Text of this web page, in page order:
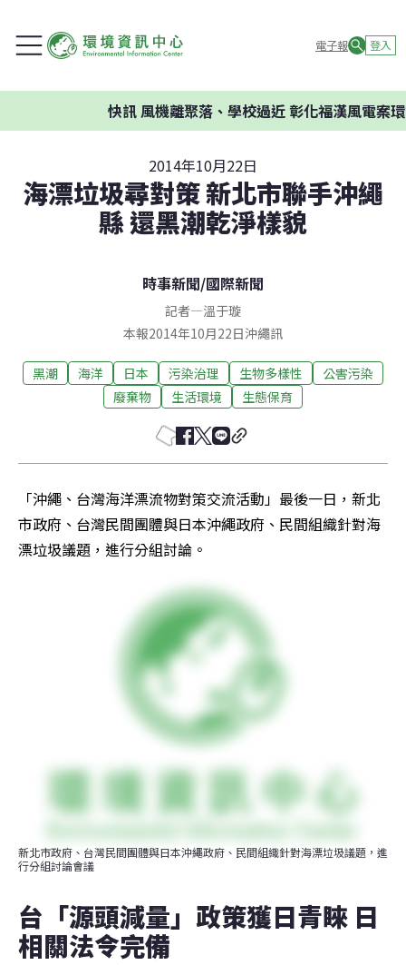
電子報 登入
快訊風機離聚落、學校過近 彰化福漢風電案環委
2014年10月22日
海漂垃圾尋對策 新北市聯手沖繩
縣 還黑潮乾淨樣貌
時事新聞/國際新聞
記者—溫于璇
本報2014年10月22日沖繩訊
黑潮 海洋 日本 污染治理 生物多樣性
公害污染
廢棄物
生活環境 生態保育
「沖繩、台灣海洋漂流物對策交流活動」最後一日，新北
市政府、台灣民間團體與日本沖繩政府、民間組織針對海
漂垃圾議題，進行分組討論。
新北市政府、台灣民間團體與日本沖繩政府、民間組織針對海漂垃圾議題，進
行分組討論會議
台「源頭減量」政策獲日青睞 日
相關法令完備